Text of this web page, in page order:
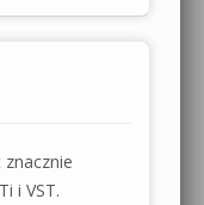
znacznie
i VST.